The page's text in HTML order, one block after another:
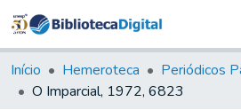
&
Coleções
Tudo na
Início Hemeroteca Periódicos
O Imparcial, 1972, 6823